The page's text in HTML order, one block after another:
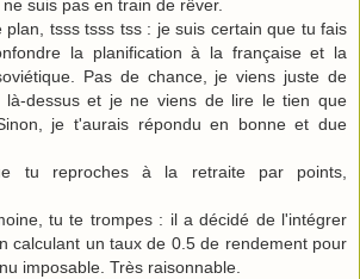
suis pas en train de rêver.
plan, tsss tsss tss : je suis certain que tu fais
la planification à la française et la
Pas de chance, je viens juste de
là-dessus et je ne viens de lire le tien que
je t'aurais répondu en bonne et due
tu reproches à la retraite par points,
tu te trompes : il a décidé de l'intégrer
calculant un taux de 0.5 de rendement pour
imposable. Très raisonnable.